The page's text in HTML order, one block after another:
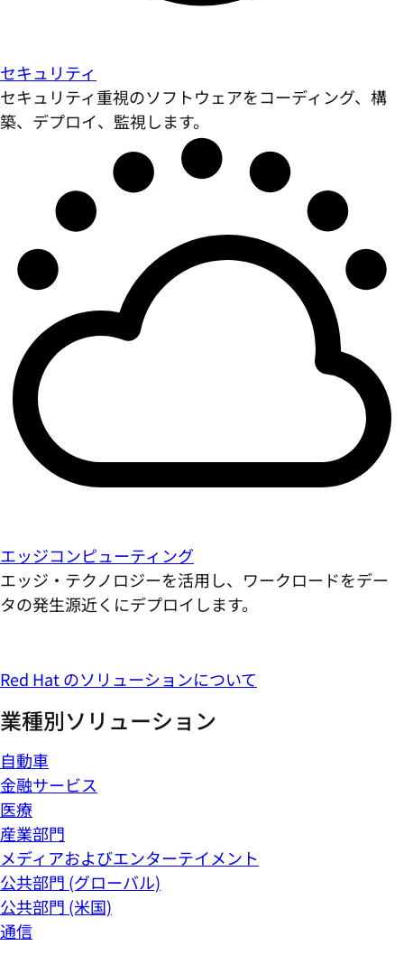
セキュリティ
セキュリティ重視のソフトウェアをコーディング、構
築、デプロイ、監視します。
エッジコンピューティング
エッジ・テクノロジーを活用し、ワークロードをデー
タの発生源近くにデプロイします。
Red Hat のソリューションについて
業種別ソリューション
自動車
金融サービス
医療
産業部門
メディアおよびエンターテイメント
公共部門 (グローバル)
公共部門 (米国)
通信